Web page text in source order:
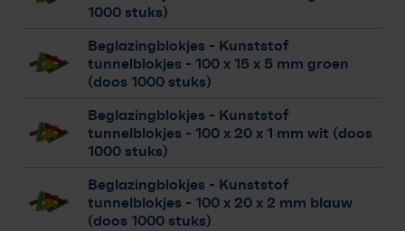
1000 stuks)
Beglazingblokjes - Kunststof
tunnelblokjes - 100 x 15 x 5 mm groen
(doos 1000 stuks)
Beglazingblokjes - Kunststof
tunnelblokjes - 100 x 20 x 1 mm wit (doos
1000 stuks)
Beglazingblokjes - Kunststof
tunnelblokjes - 100 x 20 x 2 mm blauw
(doos 1000 stuks)